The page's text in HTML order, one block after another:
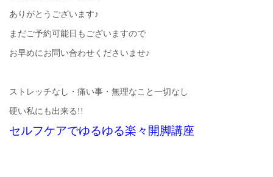
ありがとうございます♪
まだご予約可能日もございますので
お早めにお問い合わせくださいませ♪
ストレッチなし・痛い事・無理なこと一切なし
硬い私にも出来る!!
セルフケアでゆるゆる楽々開脚講座